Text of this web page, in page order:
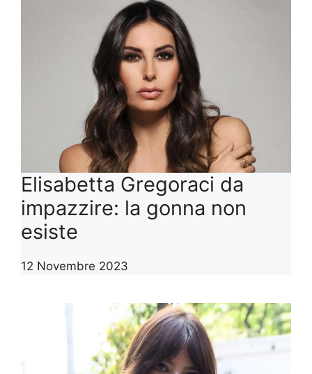
Elisabetta Gregoraci da
impazzire: la gonna non
esiste
12 Novembre 2023